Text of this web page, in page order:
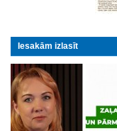
Iesakām izlasīt